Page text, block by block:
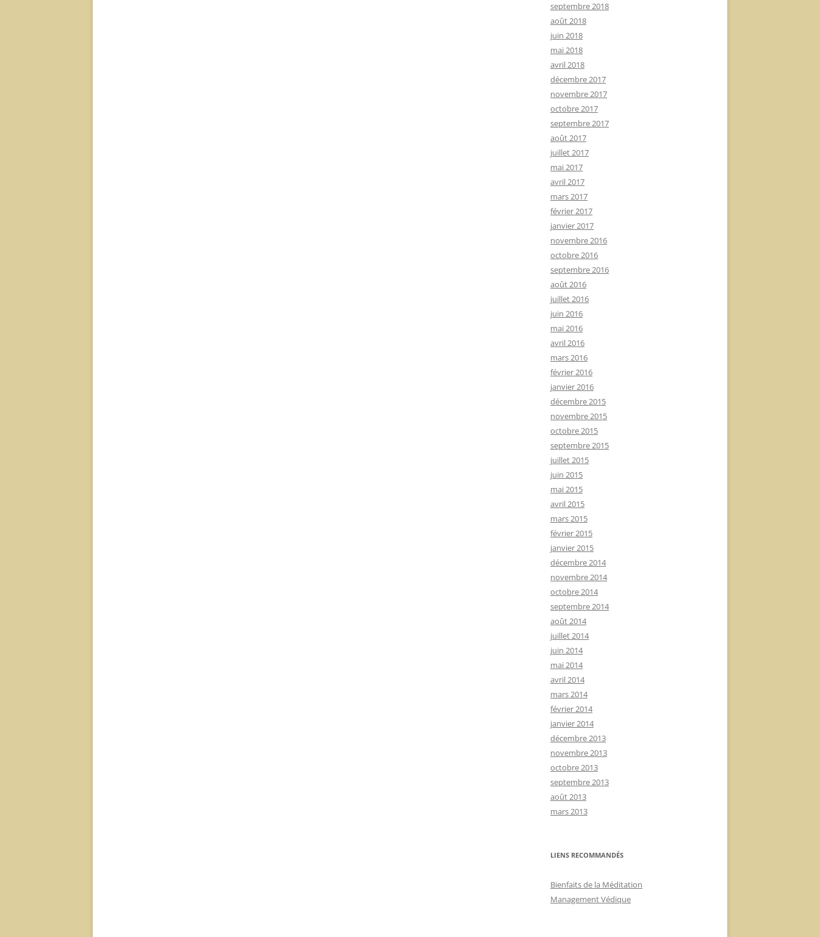
septembre 2018
août 2018
juin 2018
mai 2018
avril 2018
décembre 2017
novembre 2017
octobre 2017
septembre 2017
août 2017
juillet 2017
mai 2017
avril 2017
mars 2017
février 2017
janvier 2017
novembre 2016
octobre 2016
septembre 2016
août 2016
juillet 2016
juin 2016
mai 2016
avril 2016
mars 2016
février 2016
janvier 2016
décembre 2015
novembre 2015
octobre 2015
septembre 2015
juillet 2015
juin 2015
mai 2015
avril 2015
mars 2015
février 2015
janvier 2015
décembre 2014
novembre 2014
octobre 2014
septembre 2014
août 2014
juillet 2014
juin 2014
mai 2014
avril 2014
mars 2014
février 2014
janvier 2014
décembre 2013
novembre 2013
octobre 2013
septembre 2013
août 2013
mars 2013
LIENS RECOMMANDÉS
Bienfaits de la Méditation
Management Védique